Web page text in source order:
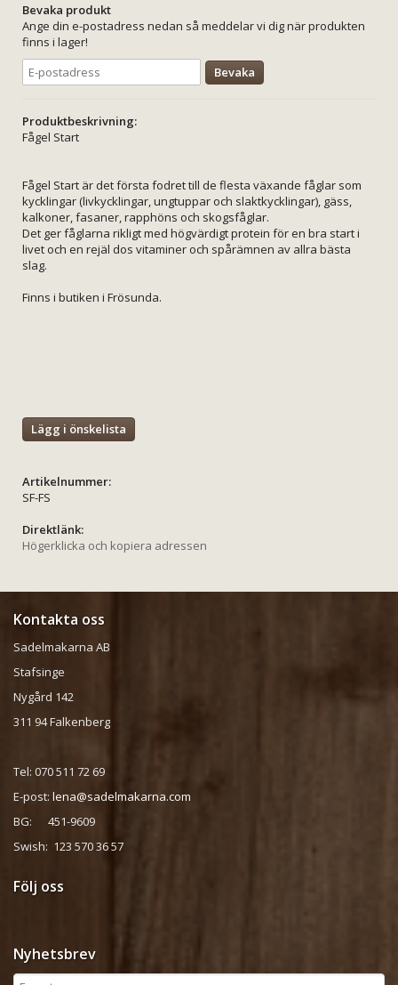
Bevaka produkt
Ange din e-postadress nedan så meddelar vi dig när produkten
finns i lager!
Bevaka
Produktbeskrivning:
Fågel Start
Fågel Start är det första fodret till de flesta växande fåglar som
kycklingar (livkycklingar, ungtuppar och slaktkycklingar), gäss,
kalkoner, fasaner, rapphöns och skogsfåglar.
Det ger fåglarna rikligt med högvärdigt protein för en bra start i
livet och en rejäl dos vitaminer och spårämnen av allra bästa
slag.
Finns i butiken i Frösunda.
Lägg i önskelista
Artikelnummer:
SF-FS
Direktlänk:
Högerklicka och kopiera adressen
Kontakta oss
Sadelmakarna AB
Stafsinge
Nygård 142
311 94 Falkenberg
Tel: 070 511 72 69
E-post: lena@sadelmakarna.com
BG: 451-9609
Swish: 123 570 36 57
Följ oss
Nyhetsbrev